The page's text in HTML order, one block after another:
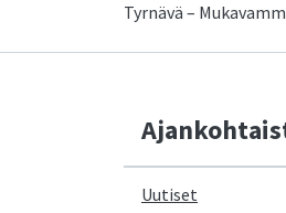
Tyrnävä –
Uutiset